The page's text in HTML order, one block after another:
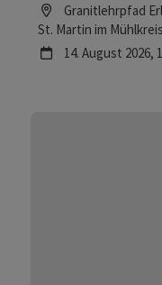
stimmungsvollen
Unterhaltung sorgt
mitreißenden Musik
Location
Granitlehrpfad
St. Martin im Mühlkreis
Nächster Termin
14. August 2026,